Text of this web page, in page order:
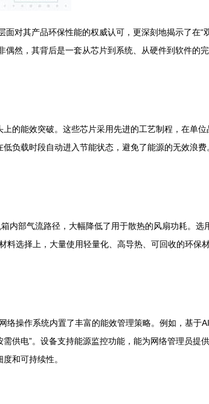
对其产品环保性能的权威认可，更深刻地揭示了在“
然，其背后是一套从芯片到系统、从硬件到软件的
的能效突破。这些芯片采用先进的工艺制程，在单
负载时段自动进入节能状态，避免了能源的无效浪
内部气流路径，大幅降低了用于散热的风扇功耗。选
选择上，大量使用轻量化、高导热、可回收的环保
操作系统内置了丰富的能效管理策略。例如，基于AI
供电”。设备支持能源监控功能，能为网络管理员提
和可持续性。